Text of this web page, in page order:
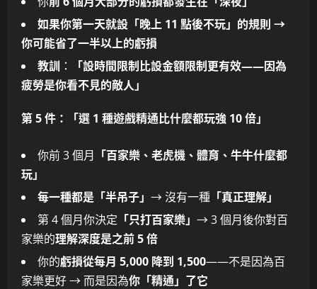
如果你第一天就設「晚上 11 點後不玩」的規則 →
你可能省了一半以上的虧損
教訓 ：
「設時間限制比設金額限制更有效——因為
疲勞是你看不見的敵人」
第 5 件：「選 1 種遊戲精通比什麼都玩強 10 倍」
你前 3 個月 「百家樂、老虎機、體育、牛牛什麼都
玩」
每一種都是「半吊子」 → 沒有一種 「真正理解」
第 4 個月你決定 「只打百家樂」 → 3 個月後你對百
家樂的理解深度是之前 5 倍
你的虧損從每月 5,000 降到 1,500——不是因為百
家樂更好 → 而是因為你「精通」了它